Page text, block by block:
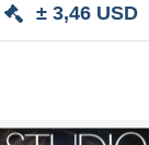
± 3,46 USD